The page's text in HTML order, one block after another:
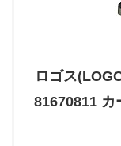
ロゴス
81670811 カ